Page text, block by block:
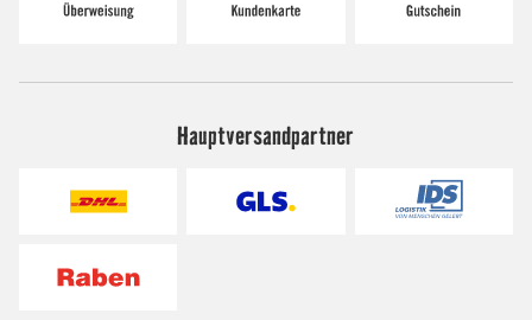
Hauptversandpartner